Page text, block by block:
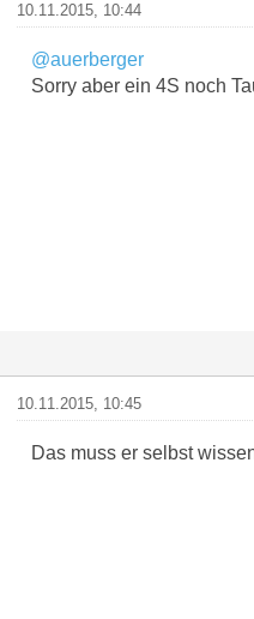
10.11.2015, 10:44
@auerberger
Sorry aber ein 4S noch
10.11.2015, 10:45
Das muss er selbst